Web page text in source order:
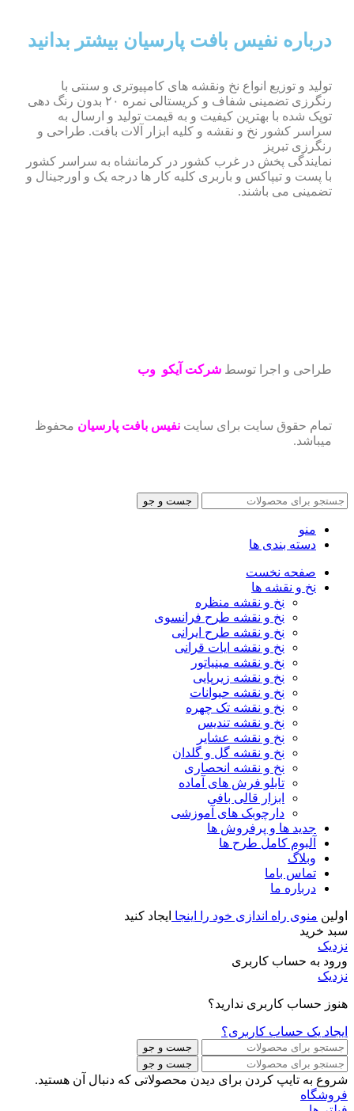
درباره نفیس بافت پارسیان بیشتر بدانید
تولید و توزیع انواع نخ ونقشه های کامپیوتری و سنتی با
رنگرزی تضمینی شفاف و کریستالی نمره ۲۰ بدون رنگ دهی
توپک شده با بهترین کیفیت و به قیمت تولید و ارسال به
سراسر کشور نخ و نقشه و کلیه ابزار آلات بافت. طراحی و
رنگرزی تبریز
نمایندگی پخش در غرب کشور در کرمانشاه به سراسر کشور
با پست و تیپاکس و باربری کلیه کار ها درجه یک و اورجینال و
تضمینی می باشند.
تمام حقوق سایت برای سایت نفیس بافت پارسیان محفوظ
میباشد.
طراحی و اجرا توسط شرکت آیکو وب
جست و جو
منو
دسته بندی ها
صفحه نخست
نخ و نقشه ها
نخ و نقشه منظره
نخ و نقشه طرح فرانسوی
نخ و نقشه طرح ایرانی
نخ و نقشه ایات قرانی
نخ و نقشه مینیاتور
نخ و نقشه زیرپایی
نخ و نقشه حیوانات
نخ و نقشه تک چهره
نخ و نقشه تندیس
نخ و نقشه عشایر
نخ و نقشه گل و گلدان
نخ و نقشه انحصاری
تابلو فرش های آماده
ابزار قالی بافی
دارچوبک های آموزشی
جدید ها و پرفروش ها
آلبوم کامل طرح ها
وبلاگ
تماس باما
درباره ما
اولین منوی راه اندازی خود را اینجا ایجاد کنید
سبد خرید
نزدیک
ورود به حساب کاربری
نزدیک
هنوز حساب کاربری ندارید؟
ایجاد یک حساب کاربری؟
جست و جو
جست و جو
شروع به تایپ کردن برای دیدن محصولاتی که دنبال آن هستید.
فروشگاه